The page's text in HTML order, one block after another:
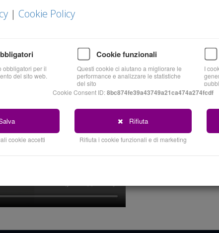
| Cookie Policy
obbligatori per il
del sito web.
Cookie funzionali
Questi cookie ci aiutano a migliorare le
performance e analizzare le statistiche
del sito
I
Cookie Consent ID:8bc874fe39a43749a21ca474a274fcdf
cookie accetti
Rifiuta
Rifiuta i cookie funzionali e di marketing